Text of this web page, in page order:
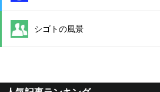
シゴトの風景